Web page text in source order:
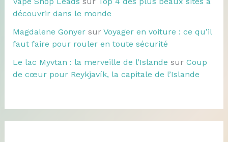
découvrir dans le monde
Magdalene Gonyersur Voyager en voiture : ce qu’il
faut faire pour rouler en toute sécurité
Le lac Myvtan : la merveille de l’Islande sur Coup
de cœur pour Reykjavík, la capitale de l’Islande